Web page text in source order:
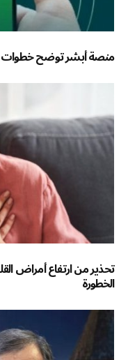
منصة أبشر توضح خطوات
تحذير من ارتفاع أمراض
الخطورة